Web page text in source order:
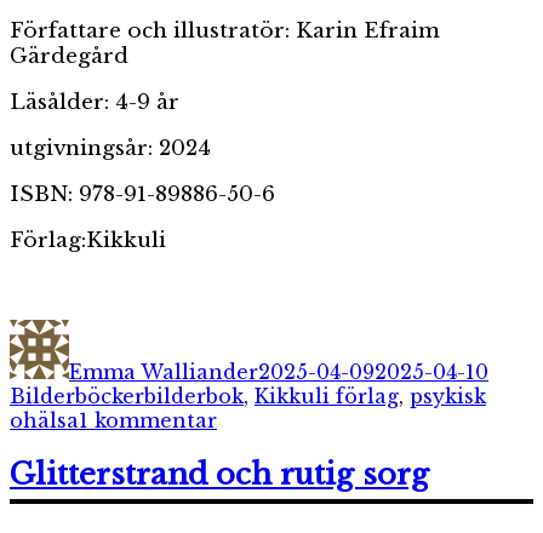
Författare och illustratör: Karin Efraim
Gärdegård
Läsålder: 4-9 år
utgivningsår: 2024
ISBN: 978-91-89886-50-6
Förlag:Kikkuli
Författare
Emma Walliander2025-04-092025-04-10
BilderböckerEtiketter
bilderbok, Kikkuli förlag, psykisk
ohälsa1 kommentartill
Glitterstrand och rutig sorg